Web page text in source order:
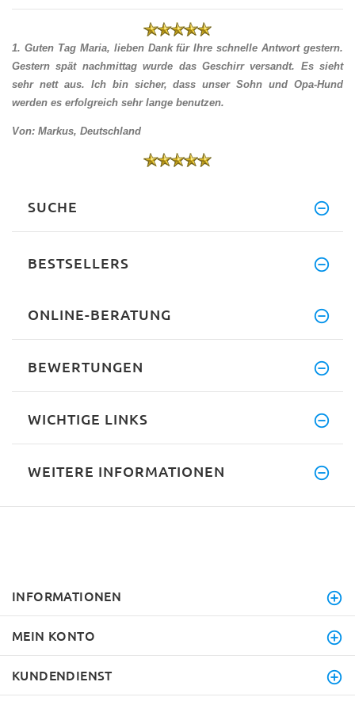
1. Guten Tag Maria, lieben Dank für Ihre schnelle Antwort gestern.
Gestern spät nachmittag wurde das Geschirr versandt. Es sieht
sehr nett aus. Ich bin sicher, dass unser Sohn und Opa-Hund
werden es erfolgreich sehr lange benutzen.
Von: Markus, Deutschland
SUCHE
BESTSELLERS
ONLINE-BERATUNG
BEWERTUNGEN
WICHTIGE LINKS
WEITERE INFORMATIONEN
INFORMATIONEN
MEIN KONTO
KUNDENDIENST